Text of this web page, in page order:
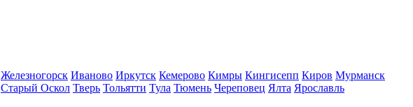
Железногорск Иваново Иркутск Кемерово Кимры Кингисепп Киров Мурманск
Старый Оскол Тверь Тольятти Тула Тюмень Череповец Ялта Ярославль